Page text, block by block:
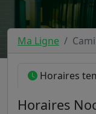
Ma Ligne
Horaires
Horaires